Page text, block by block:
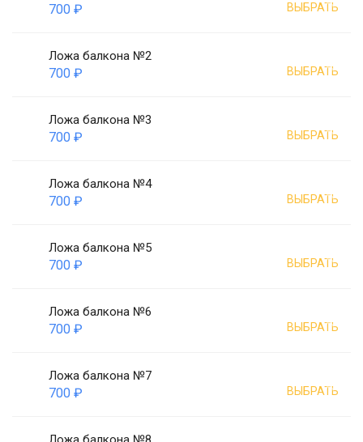
700 ₽ ВЫБРАТЬ
Ложа балкона №2
700 ₽ ВЫБРАТЬ
Ложа балкона №3
700 ₽ ВЫБРАТЬ
Ложа балкона №4
700 ₽ ВЫБРАТЬ
Ложа балкона №5
700 ₽ ВЫБРАТЬ
Ложа балкона №6
700 ₽ ВЫБРАТЬ
Ложа балкона №7
700 ₽ ВЫБРАТЬ